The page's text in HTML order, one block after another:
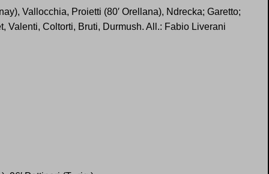
Vallocchia, Proietti (80′ Orellana), Ndrecka; Garetto;
Valenti, Coltorti, Bruti, Durmush. All.: Fabio Liverani